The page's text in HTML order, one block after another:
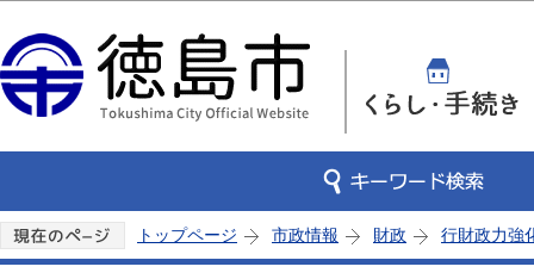
トップページ 市政情報 財政 行財政力強